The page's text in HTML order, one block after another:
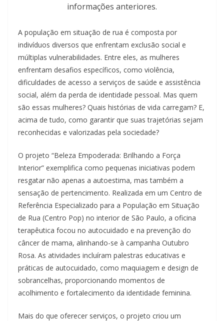
informações anteriores.
A população em situação de rua é composta por
indivíduos diversos que enfrentam exclusão social e
múltiplas vulnerabilidades. Entre eles, as mulheres
enfrentam desafios específicos, como violência,
dificuldades de acesso a serviços de saúde e assistência
social, além da perda de identidade pessoal. Mas quem
são essas mulheres? Quais histórias de vida carregam? E,
acima de tudo, como garantir que suas trajetórias sejam
reconhecidas e valorizadas pela sociedade?
O projeto “Beleza Empoderada: Brilhando a Força
Interior” exemplifica como pequenas iniciativas podem
resgatar não apenas a autoestima, mas também a
sensação de pertencimento. Realizada em um Centro de
Referência Especializado para a População em Situação
de Rua (Centro Pop) no interior de São Paulo, a oficina
terapêutica focou no autocuidado e na prevenção do
câncer de mama, alinhando-se à campanha Outubro
Rosa. As atividades incluíram palestras educativas e
práticas de autocuidado, como maquiagem e design de
sobrancelhas, proporcionando momentos de
acolhimento e fortalecimento da identidade feminina.
Mais do que oferecer serviços, o projeto criou um